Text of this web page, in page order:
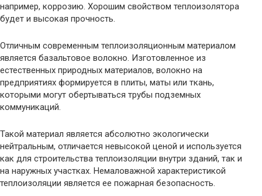
например, коррозию. Хорошим свойством теплоизолятора
будет и высокая прочность.
Отличным современным теплоизоляционным материалом
является базальтовое волокно. Изготовленное из
естественных природных материалов, волокно на
предприятиях формируется в плиты, маты или ткань,
которыми могут обертываться трубы подземных
коммуникаций.
Такой материал является абсолютно экологически
нейтральным, отличается невысокой ценой и используется
как для строительства теплоизоляции внутри зданий, так и
на наружных участках. Немаловажной характеристикой
теплоизоляции является ее пожарная безопасность.